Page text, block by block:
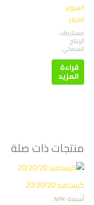
السوبر
امبيلر
مستلزمات
الإنتاج
السمكي
قراءة
المزيد
منتجات ذات صلة
كرستافيد 20/20/20
أسمدة-NPK